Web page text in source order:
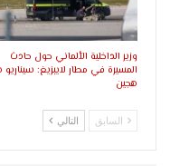
وزير الداخلية الألماني حول حادث
المسيرة في مطار لايبزيغ:
هجين
السابق التالي